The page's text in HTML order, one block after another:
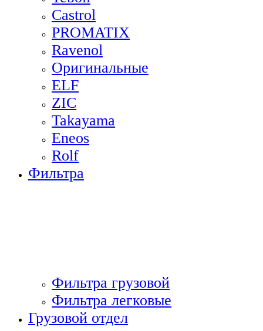
Castrol
PROMATIX
Ravenol
Оригинальные
ELF
ZIC
Takayama
Eneos
Rolf
Фильтра
Фильтра грузовой
Фильтра легковые
Грузовой отдел